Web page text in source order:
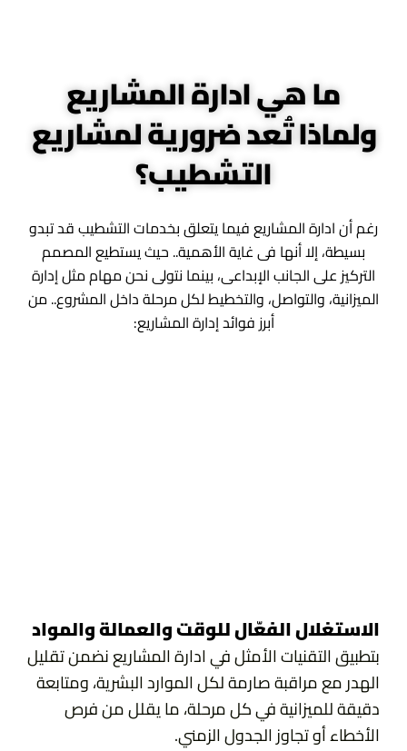
ما هي ادارة المشاريع
ولماذا تُعد ضرورية لمشاريع
التشطيب؟
رغم أن ادارة المشاريع فيما يتعلق بخدمات التشطيب قد تبدو
بسيطة، إلا أنها فى غاية الأهمية.. حيث يستطيع المصمم
التركيز على الجانب الإبداعى، بينما نتولى نحن مهام مثل إدارة
الميزانية، والتواصل، والتخطيط لكل مرحلة داخل المشروع.. من
أبرز فوائد إدارة المشاريع:
الاستغلال الفعّال للوقت والعمالة والمواد
بتطبيق التقنيات الأمثل في ادارة المشاريع نضمن تقليل
الهدر مع مراقبة صارمة لكل الموارد البشرية، ومتابعة
دقيقة للميزانية في كل مرحلة، ما يقلل من فرص
الأخطاء أو تجاوز الجدول الزمني.